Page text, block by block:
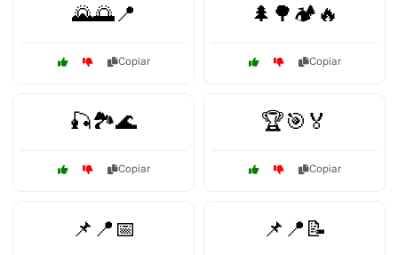
🌄🌅📍
Copiar
🌲🌳🏕️🔥
Copiar
🎣🏞️🌊
Copiar
🏆🎯🏅
Copiar
📌📍📅 📌📍📝